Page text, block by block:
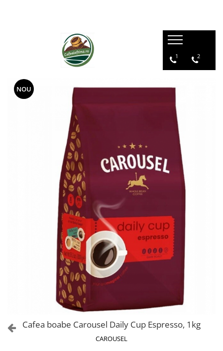
1 2
NOU
Cafea boabe Carousel Daily Cup Espresso, 1kg
CAROUSEL